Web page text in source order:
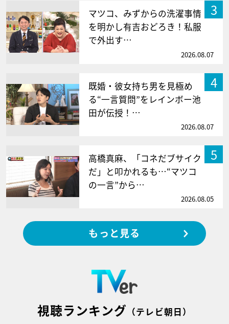
3
マツコ、みずからの洗濯事情
を明かし有吉おどろき！私服
で外出す…
2026.08.07
4
既婚・彼女持ち男を見極め
る“一言質問”をレインボー池
田が伝授！…
2026.08.07
5
高橋真麻、「コネだブサイク
だ」と叩かれるも…“マツコ
の一言”から…
2026.08.05
もっと見る
視聴ランキング （テレビ朝日）